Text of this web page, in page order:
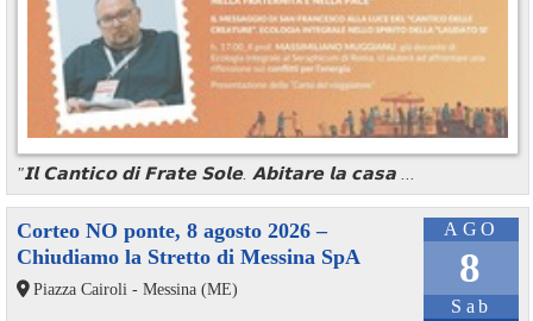
"𝗜𝗹 𝗖𝗮𝗻𝘁𝗶𝗰𝗼 𝗱𝗶 𝗙𝗿𝗮𝘁𝗲 𝗦𝗼𝗹𝗲. 𝗔𝗯𝗶𝘁𝗮𝗿𝗲 𝗹𝗮 𝗰𝗮𝘀𝗮 ...
AGO
8
Sab
Corteo NO ponte, 8 agosto 2026 –
Chiudiamo la Stretto di Messina SpA
Piazza Cairoli - Messina (ME)